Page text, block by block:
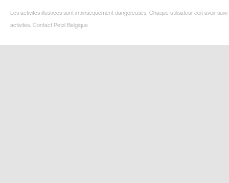
Les activités illustrées sont intrinsèquement dangereuses. Chaque utilisateur doit avoir
activités. Contact Petzl Belgique